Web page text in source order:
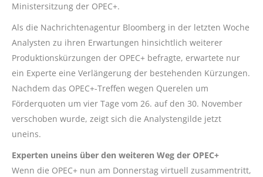
Ministersitzung der OPEC+.
Als die Nachrichtenagentur Bloomberg in der letzten Woche
Analysten zu ihren Erwartungen hinsichtlich weiterer
Produktionskürzungen der OPEC+ befragte, erwartete nur
ein Experte eine Verlängerung der bestehenden Kürzungen.
Nachdem das OPEC+-Treffen wegen Querelen um
Förderquoten um vier Tage vom 26. auf den 30. November
verschoben wurde, zeigt sich die Analystengilde jetzt
uneins.
Experten uneins über den weiteren Weg der OPEC+
Wenn die OPEC+ nun am Donnerstag virtuell zusammentritt,